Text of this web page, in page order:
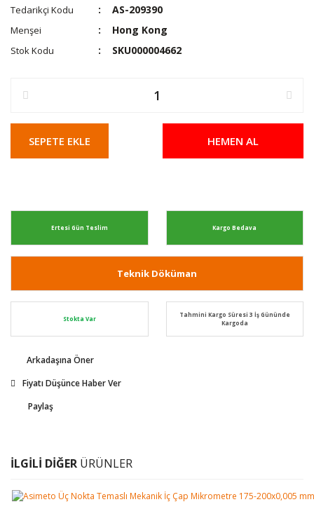
Tedarikçi Kodu AS-209390
Menşei Hong Kong
Stok Kodu SKU000004662
SEPETE EKLE HEMEN AL
Ertesi Gün Teslim Kargo Bedava
Teknik Döküman
Stokta Var
Tahmini Kargo Süresi 3 İş Gününde
Kargoda
Arkadaşına Öner
Fiyatı Düşünce Haber Ver
Paylaş
İLGİLİ DİĞER ÜRÜNLER